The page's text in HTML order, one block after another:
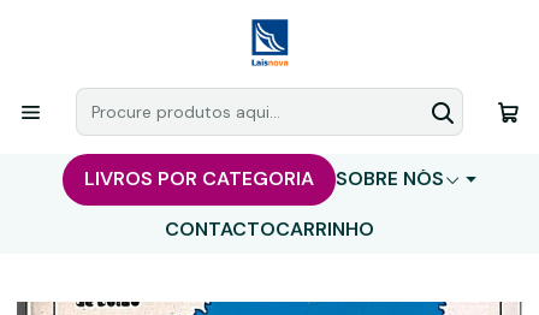
LIVROS POR CATEGORIA
SOBRE NÓS
CONTACTOCARRINHO